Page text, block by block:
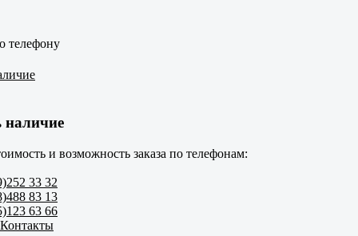
телефону
наличие
и возможность заказа по телефонам:
33 32
83 13
63 66